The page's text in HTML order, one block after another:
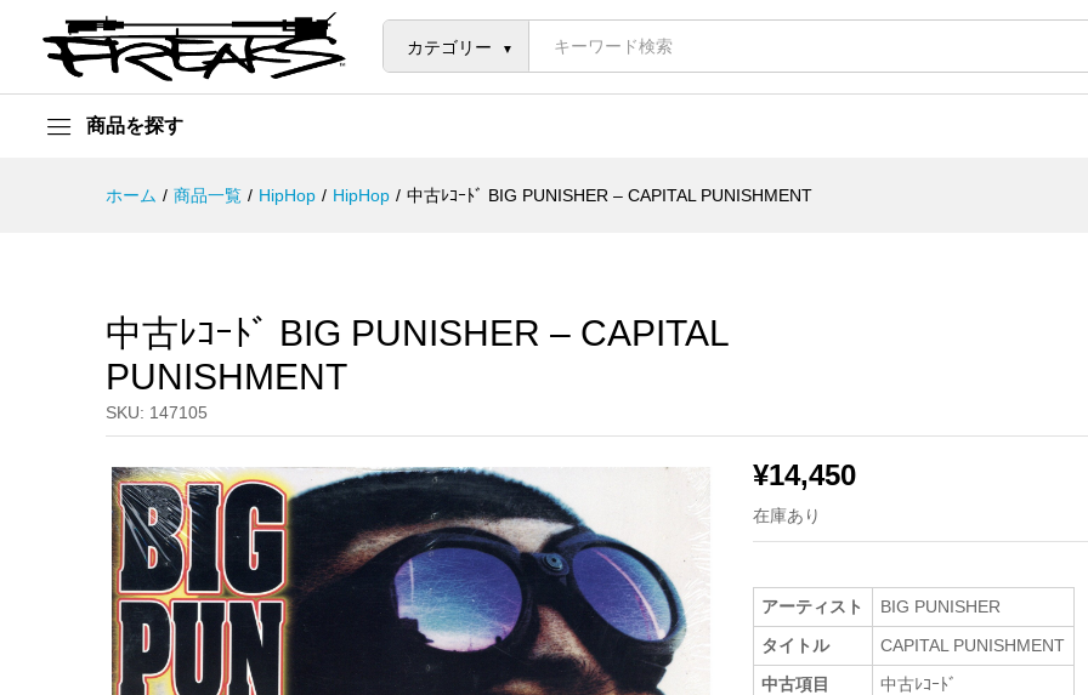
カテゴリー
商品を探す
ホーム / 商品一覧 / HipHop / HipHop / 中古ﾚｺｰﾄﾞ BIG PUNISHER – CAPITAL PUNISHMENT
中古ﾚｺｰﾄﾞ BIG PUNISHER – CAPITAL
PUNISHMENT
SKU: 147105
¥14,450
在庫あり
アーティスト
BIG PUNISHER
タイトル
CAPITAL PUNISHMENT
中古項目
中古ﾚｺｰﾄﾞ
中古ﾚｺｰﾄﾞ BIG PUNISHER - CAPITAL PUNISHMENT
説明